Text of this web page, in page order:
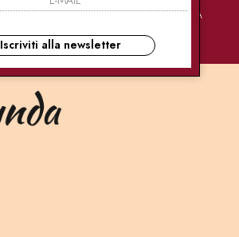
CONSEGNE
ULTRA RAPIDE
ASSISTENZA
Iscriviti alla newsletter